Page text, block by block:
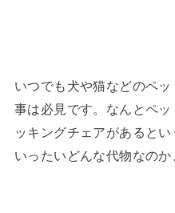
いつでも犬や猫などのペ
事は必見です。なんとペ
ッキングチェアがあると
いったいどんな代物なのか